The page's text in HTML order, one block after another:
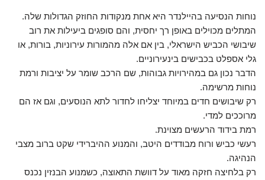
נוחות הנסיעה בהיילנדר היא אחת מנקודות החוזק הגדולות שלה.
המתלים מכוילים באופן רך יחסית, והם סופגים ביעילות את רוב
שיבושי הכביש הישראלי, בין אם אלה מהמורות עירוניות, בורות, או
גלי אספלט בכבישים בינעירוניים.
הדבר נכון גם במהירויות גבוהות, שם הרכב שומר על יציבות ורמת
נוחות מרשימה.
רק שיבושים חדים במיוחד יצליחו לחדור לתא הנוסעים, וגם אז הם
מרוככים למדי.
רמת בידוד הרעשים מצוינת.
רעשי כביש ורוח מבודדים היטב, והמנוע ההיברידי שקט ברוב מצבי
הנהיגה.
רק בלחיצה חזקה מאוד על דוושת התאוצה, כשמנוע הבנזין נכנס